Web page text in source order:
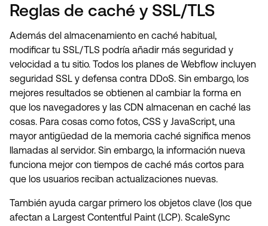
Reglas de caché y SSL/TLS
Además del almacenamiento en caché habitual,
modificar tu SSL/TLS podría añadir más seguridad y
velocidad a tu sitio. Todos los planes de Webflow incluyen
seguridad SSL y defensa contra DDoS. Sin embargo, los
mejores resultados se obtienen al cambiar la forma en
que los navegadores y las CDN almacenan en caché las
cosas. Para cosas como fotos, CSS y JavaScript, una
mayor antigüedad de la memoria caché significa menos
llamadas al servidor. Sin embargo, la información nueva
funciona mejor con tiempos de caché más cortos para
que los usuarios reciban actualizaciones nuevas.
También ayuda cargar primero los objetos clave (los que
afectan a Largest Contentful Paint (LCP). ScaleSync